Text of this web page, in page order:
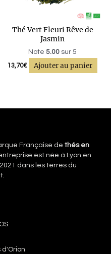
Thé Vert Fleuri Rêve de
Jasmin
Note5.00 sur 5
13,70€ Ajouter au panier
Française de thés en
est née à Lyon en
dans les terres du
d'Orion